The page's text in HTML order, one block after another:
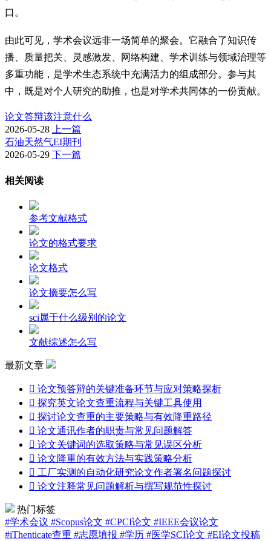
口。
由此可见，学术会议远非一场简单的聚会。它融合了知识传
播、质量把关、灵感激发、网络构建、学术训练与领域治理等
多重功能，是学术生态系统中充满活力的组成部分。参与其
中，既是对个人研究的助推，也是对学术共同体的一份贡献。
论文答辩该注意什么
2026-05-28 上一篇
石油天然气EI期刊
2026-05-29 下一篇
相关阅读
参考文献格式
论文的格式要求
论文格式
论文摘要怎么写
sci属于什么级别的论文
文献综述怎么写
最新文章
 论文预答辩的关键准备环节与应对策略探析
 探究英文论文查重流程与关键工具使用
 探讨论文查重的主要策略与有效降重路径
 论文通讯作者的职责与常见问题解答
 论文关键词的选取策略与常见误区分析
 论文降重的有效方法与实践策略分析
 工厂实测的自动化研究论文作者署名问题探讨
 论文注释常见问题解析与撰写规范性探讨
热门标签
#学术会议 #Scopus论文 #CPCI论文 #IEEE会议论文
#iThenticate查重 #志愿填报 #学历 #医学SCI论文 #EI论文投稿